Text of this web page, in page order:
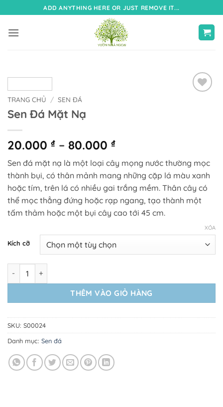
qua
nội
ADD ANYTHING HERE OR JUST REMOVE IT...
TRANG CHỦ / SEN ĐÁ
Sen Đá Mặt Nạ
20.000 ₫ – 80.000 ₫Khoảng
từ
20.000 ₫
đến
80.000 ₫
Sen đá mặt nạ là một loại cây mọng nước thường mọc
thành bụi, có thân mảnh mang những cặp lá màu xanh
hoặc tím, trên lá có nhiều gai trắng mềm. Thân cây có
thể mọc thẳng đứng hoặc rạp ngang, tạo thành một
tấm thảm hoặc một bụi cây cao tới 45 cm.
Kích cỡ
XÓA
THÊM VÀO GIỎ HÀNG
SKU: S00024
Danh mục: Sen đá